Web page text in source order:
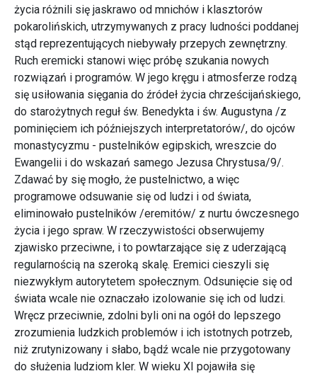
życia różnili się jaskrawo od mnichów i klasztorów
pokarolińskich, utrzymywanych z pracy ludności poddanej
stąd reprezentujących niebywały przepych zewnętrzny.
Ruch eremicki stanowi więc próbę szukania nowych
rozwiązań i programów. W jego kręgu i atmosferze rodzą
się usiłowania sięgania do źródeł życia chrześcijańskiego,
do starożytnych reguł św. Benedykta i św. Augustyna /z
pominięciem ich późniejszych interpretatorów/, do ojców
monastycyzmu - pustelników egipskich, wreszcie do
Ewangelii i do wskazań samego Jezusa Chrystusa/9/.
Zdawać by się mogło, że pustelnictwo, a więc
programowe odsuwanie się od ludzi i od świata,
eliminowało pustelników /eremitów/ z nurtu ówczesnego
życia i jego spraw. W rzeczywistości obserwujemy
zjawisko przeciwne, i to powtarzające się z uderzającą
regularnością na szeroką skalę. Eremici cieszyli się
niezwykłym autorytetem społecznym. Odsunięcie się od
świata wcale nie oznaczało izolowanie się ich od ludzi.
Wręcz przeciwnie, zdolni byli oni na ogół do lepszego
zrozumienia ludzkich problemów i ich istotnych potrzeb,
niż zrutynizowany i słabo, bądź wcale nie przygotowany
do służenia ludziom kler. W wieku XI pojawiła się